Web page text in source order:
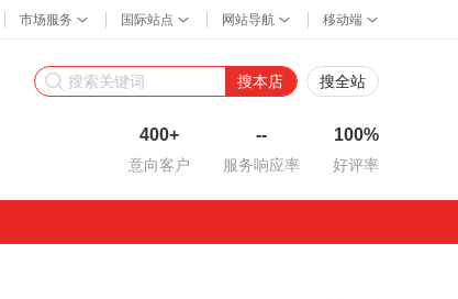
搜本店 搜全站
400+
意向客户
--
服务响应率
100%
好评率